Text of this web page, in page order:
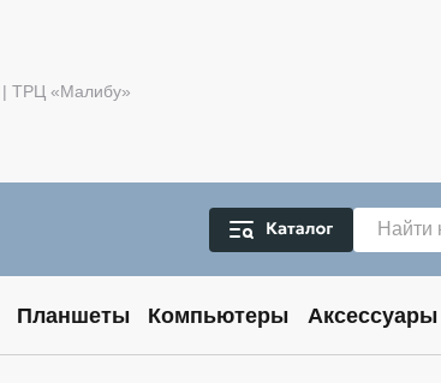
| ТРЦ «Малибу»
Планшеты Компьютеры Аксессуары